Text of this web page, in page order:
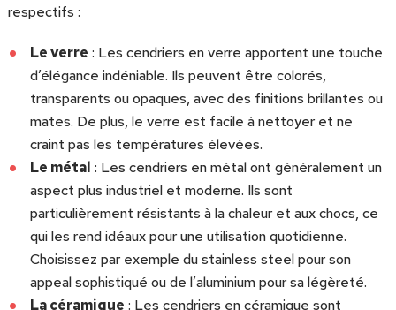
respectifs :
Le verre : Les cendriers en verre apportent une touche
d’élégance indéniable. Ils peuvent être colorés,
transparents ou opaques, avec des finitions brillantes ou
mates. De plus, le verre est facile à nettoyer et ne
craint pas les températures élevées.
Le métal : Les cendriers en métal ont généralement un
aspect plus industriel et moderne. Ils sont
particulièrement résistants à la chaleur et aux chocs, ce
qui les rend idéaux pour une utilisation quotidienne.
Choisissez par exemple du stainless steel pour son
appeal sophistiqué ou de l’aluminium pour sa légèreté.
La céramique : Les cendriers en céramique sont